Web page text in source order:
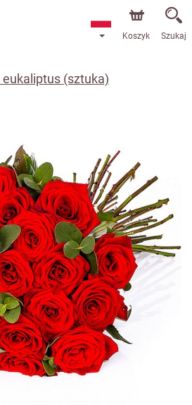
Koszyk Szukaj
(sztuka)